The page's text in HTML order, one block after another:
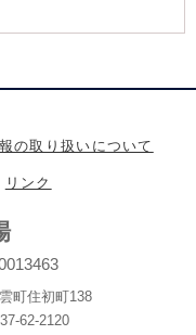
の取り扱いについて
リンク
町住初町138
62-2120